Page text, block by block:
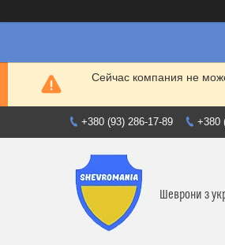
Сейчас компания не
+380 (93) 286-17-89 +380
Шеврони з